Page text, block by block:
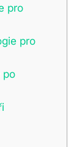
pro
pro
po